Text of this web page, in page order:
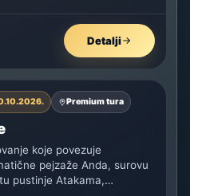
Detalji
Premium tura
koje povezuje
pejzaže Anda, surovu
pustinje Atakama,